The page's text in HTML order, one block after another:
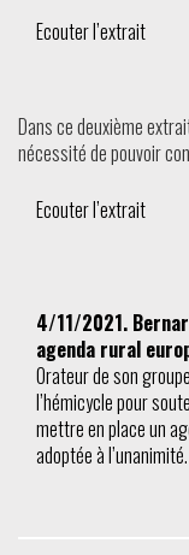
Ecouter l’extrait
Dans ce deuxième
nécessité de pouvoir
Ecouter l’extrait
4/11/2021.
agenda rural
Orateur de son
l’hémicycle pour
mettre en place un
adoptée à l’unanimité.